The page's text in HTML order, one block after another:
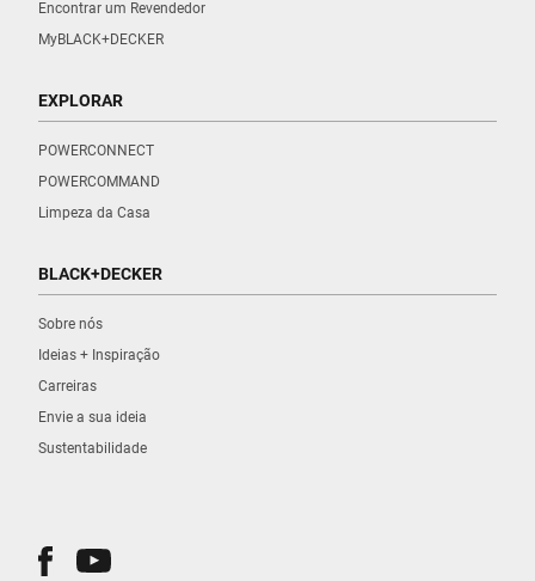
Encontrar um Revendedor
MyBLACK+DECKER
EXPLORAR
POWERCONNECT
POWERCOMMAND
Limpeza da Casa
BLACK+DECKER
Sobre nós
Ideias + Inspiração
Carreiras
Envie a sua ideia
Sustentabilidade